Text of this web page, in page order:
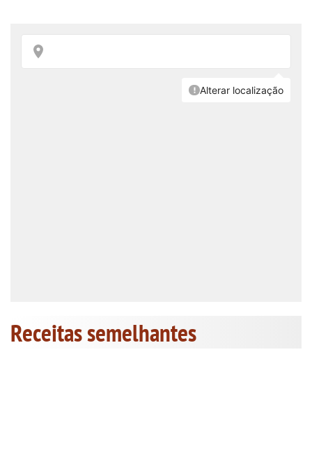
Receitas semelhantes